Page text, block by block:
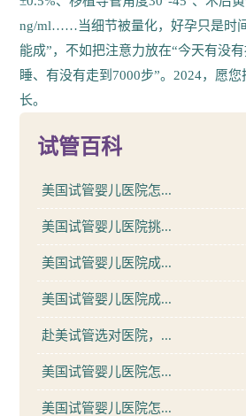
ng/ml……当细节被量化，好孕只是时
能成”，不如把注意力放在“今天有没
睡、有没有走到7000步”。2024，愿
长。
试管百科
美国试管婴儿医院怎...
美国试管婴儿医院挑...
美国试管婴儿医院成...
美国试管婴儿医院成...
赴美试管选对医院，...
美国试管婴儿医院怎...
美国试管婴儿医院怎...